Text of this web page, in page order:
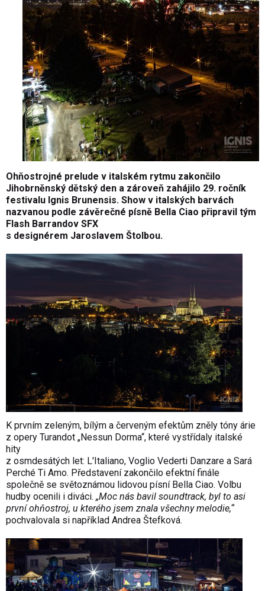
Ohňostrojné prelude v italském rytmu zakončilo
Jihobrněnský dětský den a zároveň zahájilo 29. ročník
festivalu Ignis Brunensis. Show v italských barvách
nazvanou podle závěrečné písně Bella Ciao připravil tým
Flash Barrandov SFX
s designérem Jaroslavem Štolbou.
K prvním zeleným, bílým a červeným efektům zněly tóny árie
z opery Turandot „Nessun Dorma“, které vystřídaly italské
hity
z osmdesátých let: L'Italiano, Voglio Vederti Danzare a Sará
Perché Ti Amo. Představení zakončilo efektní finále
společně se světoznámou lidovou písní Bella Ciao. Volbu
hudby ocenili i diváci. „Moc nás bavil soundtrack, byl to asi
první ohňostroj, u kterého jsem znala všechny melodie,“
pochvalovala si například Andrea Štefková.